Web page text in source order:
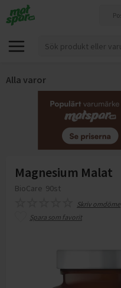
Alla varor
Magnesium Malat
BioCare 90st
Skriv omdöme
Spara som favorit